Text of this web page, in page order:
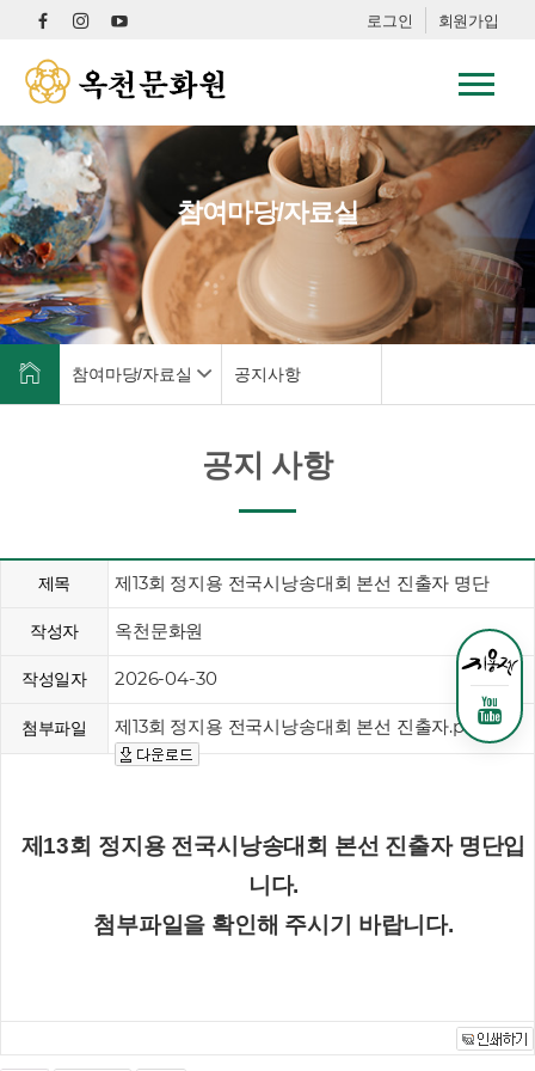
로그인 회원가입
참여마당/자료실
참여마당/자료실 공지사항
공지 사항
제목 제13회 정지용 전국시낭송대회 본선 진출자 명단
작성자 옥천문화원
작성일자 2026-04-30
첨부파일 제13회 정지용 전국시낭송대회 본선 진출자.pdf
제13회 정지용 전국시낭송대회 본선 진출자 명단입
니다.
첨부파일을 확인해 주시기 바랍니다.